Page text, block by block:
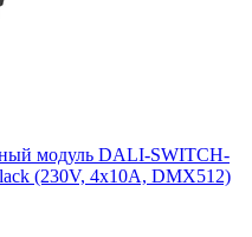
модуль DALI-SWITCH-
(230V, 4x10A, DMX512)